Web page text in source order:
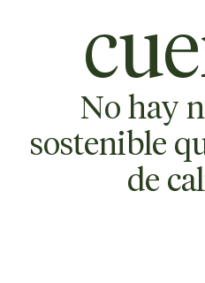
No hay
sostenible
de